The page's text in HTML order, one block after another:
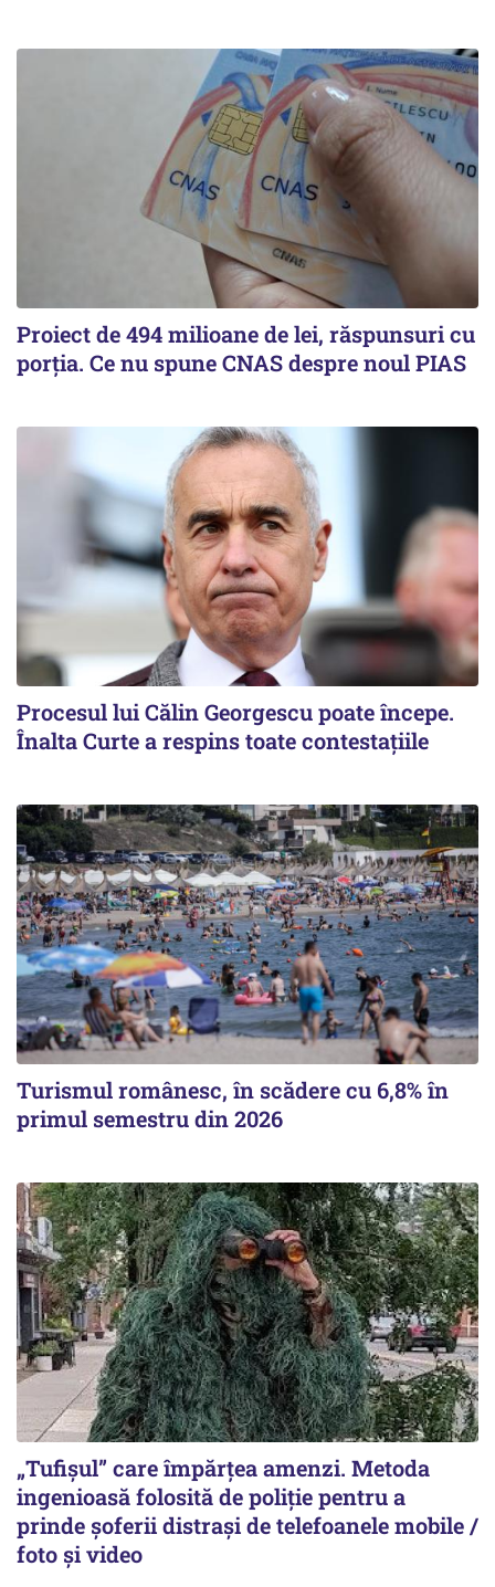
Proiect de 494 milioane de lei, răspunsuri cu
porția. Ce nu spune CNAS despre noul PIAS
Procesul lui Călin Georgescu poate începe.
Înalta Curte a respins toate contestațiile
Turismul românesc, în scădere cu 6,8% în
primul semestru din 2026
„Tufișul” care împărțea amenzi. Metoda
ingenioasă folosită de poliție pentru a
prinde șoferii distrași de telefoanele mobile /
foto și video